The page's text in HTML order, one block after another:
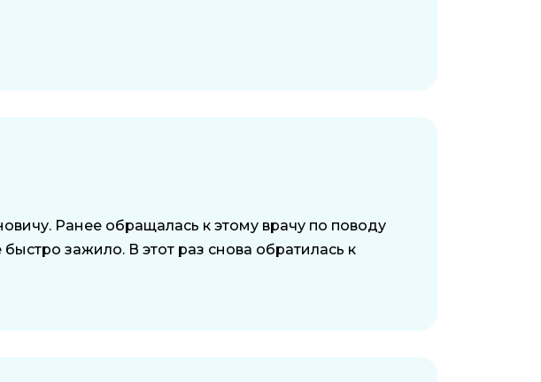
Ранее обращалась к этому врачу по поводу
зажило. В этот раз снова обратилась к